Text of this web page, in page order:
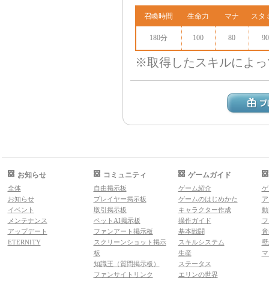
召喚時間 生命力 マナ スタ
180分 100 80 90
※取得したスキルによ
お知らせ
全体
お知らせ
イベント
メンテナンス
アップデート
ETERNITY
コミュニティ
自由掲示板
プレイヤー掲示板
取引掲示板
ペットAI掲示板
ファンアート掲示板
スクリーンショット掲示
板
知識王（質問掲示板）
ファンサイトリンク
ゲームガイド
ゲーム紹介
ゲームのはじめかた
キャラクター作成
操作ガイド
基本戦闘
スキルシステム
生産
ステータス
エリンの世界